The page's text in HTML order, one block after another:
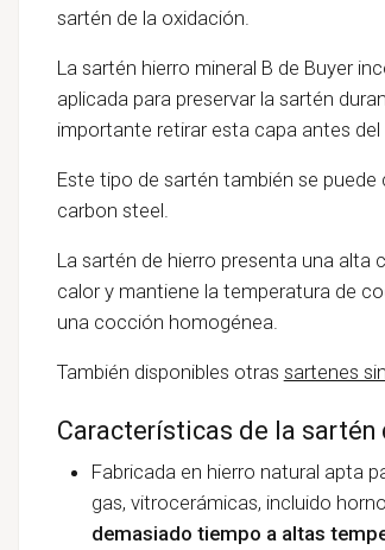
sartén de la oxidación.
La sartén hierro mineral B de Buyer
aplicada para preservar la sartén
importante retirar esta capa antes del
Este tipo de sartén también se
carbon steel.
La sartén de hierro presenta una
calor y mantiene la temperatura de
una cocción homogénea.
También disponibles otras sartenes
Características de la sartén
Fabricada en hierro natural apta
gas, vitrocerámicas, incluido
demasiado tiempo a altas